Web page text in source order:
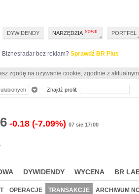
Biznesradar bez reklam? Sprawdź BR Plus
zgodę na używanie cookie, zgodnie z
-0.18 (-7.09%) 07 sie 17:00
DYWIDENDY WYCENA BR
OPERACJE TRANSAKCJE ARCHIWUM
Znajdź profil:
DYWIDENDY NARZĘDZIA PORTFEL